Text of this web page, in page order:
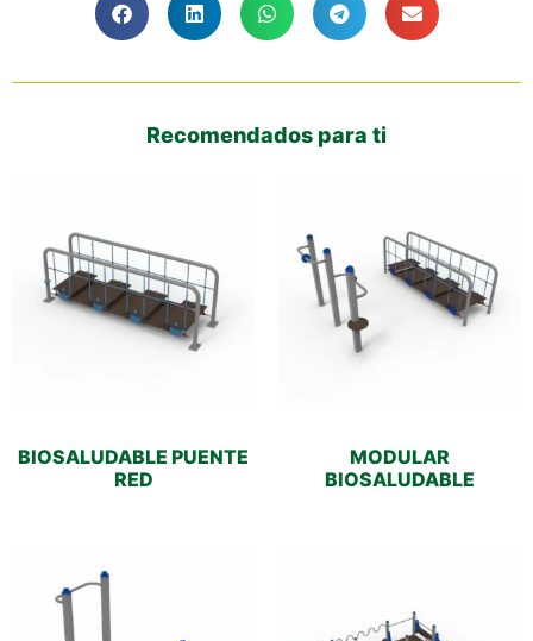
Recomendados para ti
BIOSALUDABLE PUENTE
RED
MODULAR
BIOSALUDABLE